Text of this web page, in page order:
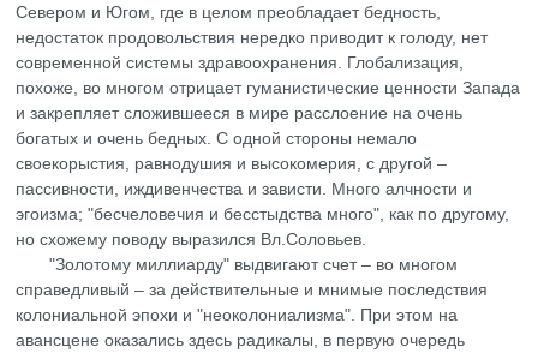
Севером и Югом, где в целом преобладает бедность,
недостаток продовольствия нередко приводит к голоду, нет
современной системы здравоохранения. Глобализация,
похоже, во многом отрицает гуманистические ценности Запада
и закрепляет сложившееся в мире расслоение на очень
богатых и очень бедных. С одной стороны немало
своекорыстия, равнодушия и высокомерия, с другой –
пассивности, иждивенчества и зависти. Много алчности и
эгоизма; "бесчеловечия и бесстыдства много", как по другому,
но схожему поводу выразился Вл.Соловьев.
"Золотому миллиарду" выдвигают счет – во многом
справедливый – за действительные и мнимые последствия
колониальной эпохи и "неоколониализма". При этом на
авансцене оказались здесь радикалы, в первую очередь